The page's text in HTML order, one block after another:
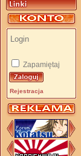
Zapamiętaj
Rejestracja